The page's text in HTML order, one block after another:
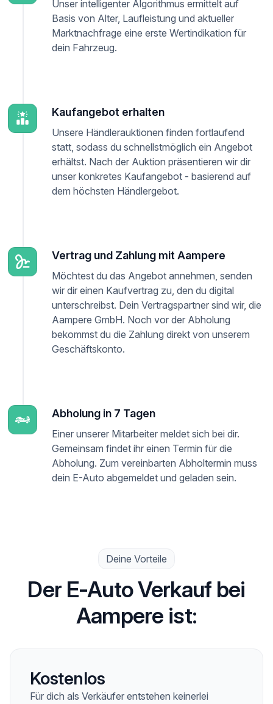
Unser intelligenter Algorithmus ermittelt auf
Basis von Alter, Laufleistung und aktueller
Marktnachfrage eine erste Wertindikation für
dein Fahrzeug.
Kaufangebot erhalten
Unsere Händlerauktionen finden fortlaufend
statt, sodass du schnellstmöglich ein Angebot
erhältst. Nach der Auktion präsentieren wir dir
unser konkretes Kaufangebot - basierend auf
dem höchsten Händlergebot.
Vertrag und Zahlung mit Aampere
Möchtest du das Angebot annehmen, senden
wir dir einen Kaufvertrag zu, den du digital
unterschreibst. Dein Vertragspartner sind wir, die
Aampere GmbH. Noch vor der Abholung
bekommst du die Zahlung direkt von unserem
Geschäftskonto.
Abholung in 7 Tagen
Einer unserer Mitarbeiter meldet sich bei dir.
Gemeinsam findet ihr einen Termin für die
Abholung. Zum vereinbarten Abholtermin muss
dein E-Auto abgemeldet und geladen sein.
Deine Vorteile
Der E-Auto Verkauf bei
Aampere ist:
Kostenlos
Für dich als Verkäufer entstehen keinerlei